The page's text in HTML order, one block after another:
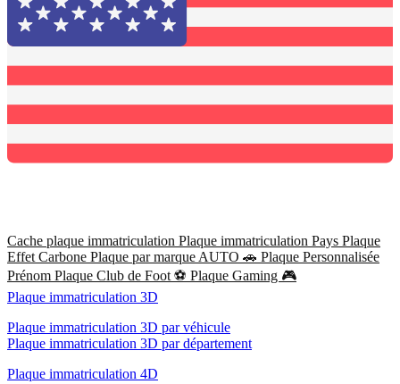
Cache plaque immatriculation Plaque immatriculation Pays Plaque
Effet Carbone Plaque par marque AUTO 🚗 Plaque Personnalisée
Prénom Plaque Club de Foot ⚽ Plaque Gaming 🎮
Plaque immatriculation 3D
Plaque immatriculation 3D par véhicule
Plaque immatriculation 3D par département
Plaque immatriculation 4D